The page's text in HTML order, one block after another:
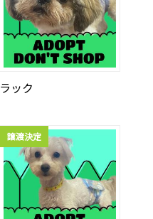
ラック
譲渡決定